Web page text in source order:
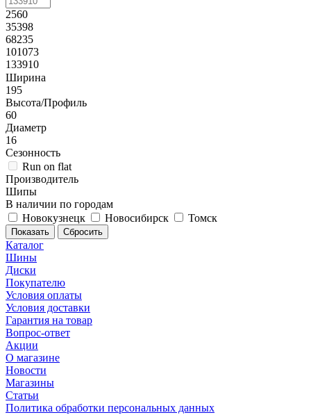
2560
35398
68235
101073
133910
Ширина
195
Высота/Профиль
60
Диаметр
16
Сезонность
Run on flat
Производитель
Шипы
В наличии по городам
Новокузнецк
Новосибирск Томск
Сбросить
Каталог
Шины
Диски
Покупателю
Условия оплаты
Условия доставки
Гарантия на товар
Вопрос-ответ
Акции
О магазине
Новости
Магазины
Статьи
Политика обработки персональных данных